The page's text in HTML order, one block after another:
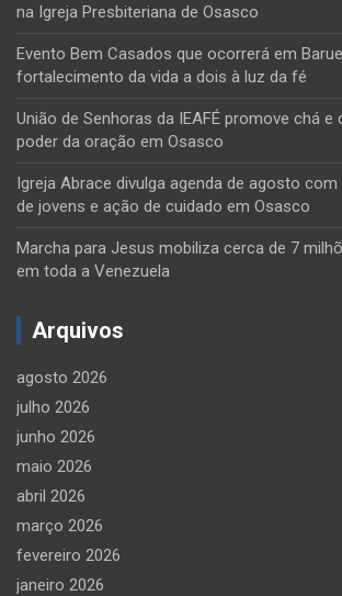
na Igreja Presbiteriana de Osasco
Evento Bem Casados que ocorrerá em
fortalecimento da vida a dois à luz da fé
União de Senhoras da IEAFÉ promove chá
poder da oração em Osasco
Igreja Abrace divulga agenda de agosto
de jovens e ação de cuidado em Osasco
Marcha para Jesus mobiliza cerca de 7
em toda a Venezuela
Arquivos
agosto 2026
julho 2026
junho 2026
maio 2026
abril 2026
março 2026
fevereiro 2026
janeiro 2026